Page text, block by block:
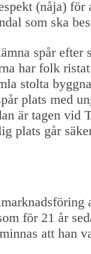
(nåja) för
som ska
spår efter
har folk
stolta
plats med
är tagen vid
plats går
för 21 år
att han